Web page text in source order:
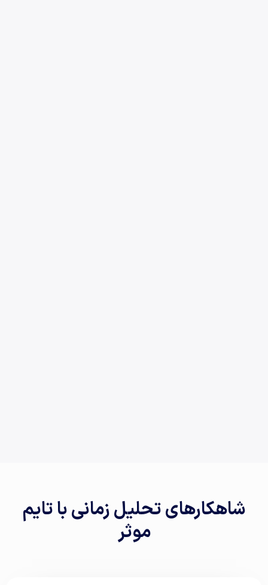
شاهکارهای تحلیل زمانی با تایم
موثر